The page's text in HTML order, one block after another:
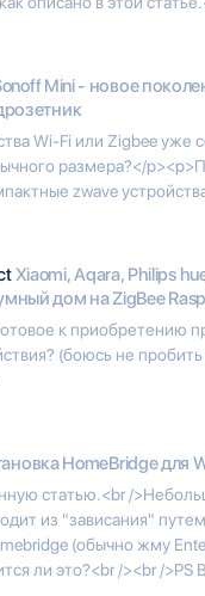
Mini - новое
Wi-Fi или Zigbee уже
размера?</
zwave
Xiaomi, Aqara, Philips
дом на ZigBee
к приобретению
(боюсь не
HomeBridge для
статью.<br /
из "зависания"
(обычно жму
ли это?<br /><br />PS